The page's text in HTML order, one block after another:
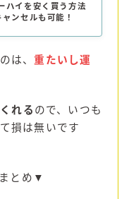
ハイを安く買う方法
ンセルも可能！
は、重たいし運
れる ので、いつも
損は無いです
とめ▼